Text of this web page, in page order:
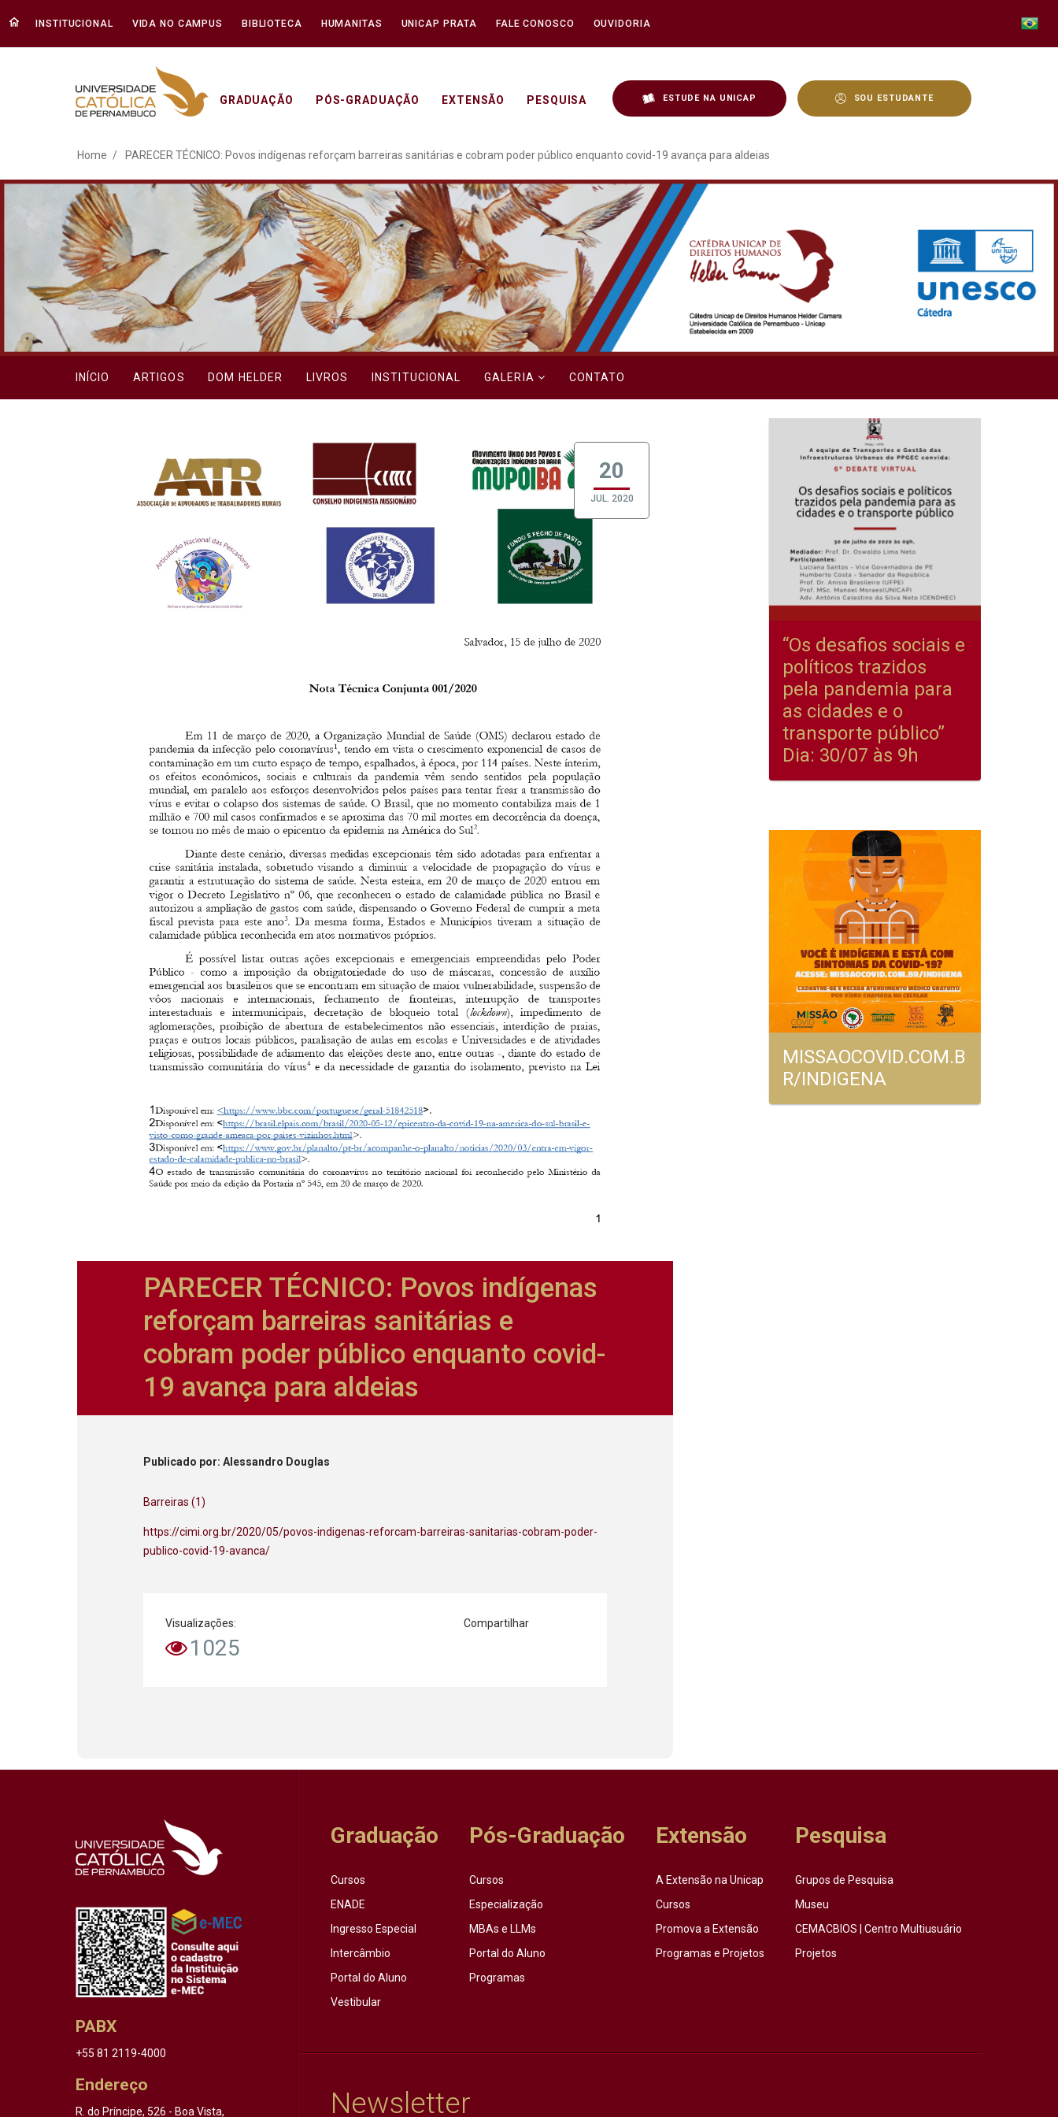
INSTITUCIONAL VIDA NO CAMPUS BIBLIOTECA HUMANITAS UNICAP PRATA FALE CONOSCO OUVIDORIA
GRADUAÇÃO PÓS-GRADUAÇÃO EXTENSÃO PESQUISA ESTUDE NA UNICAP SOU ESTUDANTE
PARECER TÉCNICO: Povos indígenas reforçam barreiras sanitárias e
Home PARECER TÉCNICO: Povos indígenas reforçam barreiras sanitárias e cobram poder público enquanto covid-19 avança para aldeias
INÍCIO ARTIGOS DOM HELDER LIVROS INSTITUCIONAL GALERIA CONTATO
20
JUL. 2020
PARECER TÉCNICO: Povos indígenas
reforçam barreiras sanitárias e
cobram poder público enquanto covid-
19 avança para aldeias
Publicado por: Alessandro Douglas
Barreiras (1)
https://cimi.org.br/2020/05/povos-indigenas-reforcam-barreiras-sanitarias-cobram-poder-
publico-covid-19-avanca/
Visualizações:
1025
Compartilhar
“Os desafios sociais e
políticos trazidos
pela pandemia para
as cidades e o
transporte público”
Dia: 30/07 às 9h
MISSAOCOVID.COM.B
R/INDIGENA
PABX
+55 81 2119-4000
Endereço
R. do Príncipe, 526 - Boa Vista,
Graduação
Cursos
ENADE
Ingresso Especial
Intercâmbio
Portal do Aluno
Vestibular
Pós-Graduação
Cursos
Especialização
MBAs e LLMs
Portal do Aluno
Programas
Extensão
A Extensão na Unicap
Cursos
Promova a Extensão
Programas e Projetos
Pesquisa
Grupos de Pesquisa
Museu
CEMACBIOS | Centro Multiusuário
Projetos
Newsletter